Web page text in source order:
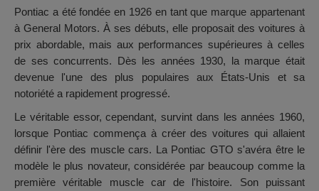
Pontiac a été fondée en 1926 en tant que marque appartenant
à General Motors. À ses débuts, elle proposait des voitures à
prix abordable, mais aux performances supérieures à celles
de ses concurrents. Dès les années 1930, la marque était
devenue l'une des plus populaires aux États-Unis et sa
notoriété a rapidement progressé.
Le véritable essor, cependant, survint dans les années 1960,
lorsque Pontiac commença à créer des voitures qui allaient
définir l'ère des muscle cars. La Pontiac GTO s'avéra être le
modèle le plus novateur, considérée par beaucoup comme la
première véritable muscle car de l'histoire. Son puissant